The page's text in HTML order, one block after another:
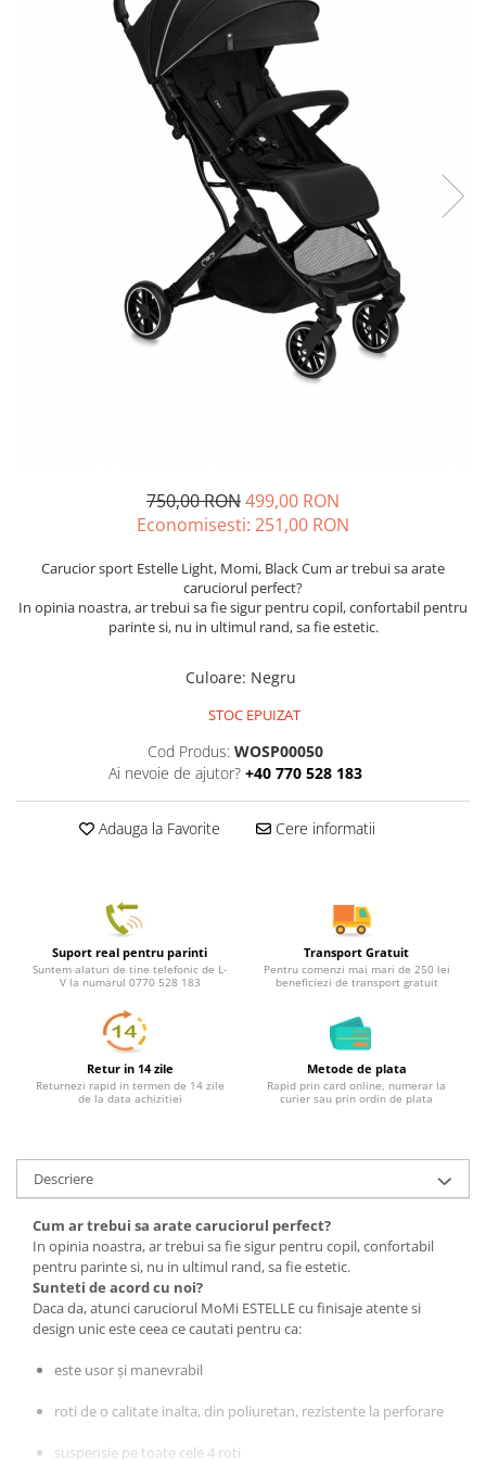
750,00 RON499,00 RON
Economisesti: 251,00 RON
Carucior sport Estelle Light, Momi, Black Cum ar trebui sa arate
caruciorul perfect?
In opinia noastra, ar trebui sa fie sigur pentru copil, confortabil pentru
parinte si, nu in ultimul rand, sa fie estetic.
Culoare: Negru
STOC EPUIZAT
Cod Produs: WOSP00050
Ai nevoie de ajutor? +40 770 528 183
Adauga la Favorite Cere informatii
Suport real pentru parinti
Suntem alaturi de tine telefonic de L-
V la numarul 0770 528 183
Transport Gratuit
Pentru comenzi mai mari de 250 lei
beneficiezi de transport gratuit
Retur in 14 zile
Returnezi rapid in termen de 14 zile
de la data achizitiei
Metode de plata
Rapid prin card online, numerar la
curier sau prin ordin de plata
Descriere
Cum ar trebui sa arate caruciorul perfect?
In opinia noastra, ar trebui sa fie sigur pentru copil, confortabil
pentru parinte si, nu in ultimul rand, sa fie estetic.
Sunteti de acord cu noi?
Daca da, atunci caruciorul MoMi ESTELLE cu finisaje atente si
design unic este ceea ce cautati pentru ca:
este usor și manevrabil
roti de o calitate inalta, din poliuretan, rezistente la perforare
suspensie pe toate cele 4 roti